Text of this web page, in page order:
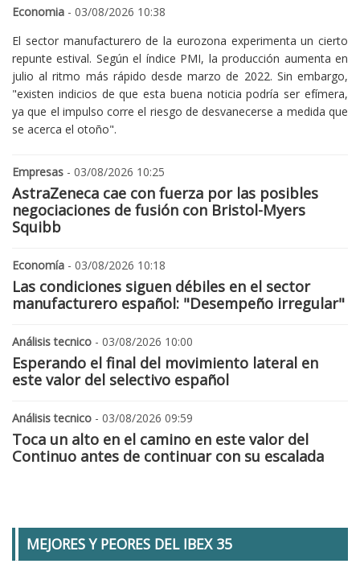
Economia - 03/08/2026 10:38
El sector manufacturero de la eurozona experimenta un cierto
repunte estival. Según el índice PMI, la producción aumenta en
julio al ritmo más rápido desde marzo de 2022. Sin embargo,
"existen indicios de que esta buena noticia podría ser efímera,
ya que el impulso corre el riesgo de desvanecerse a medida que
se acerca el otoño".
Empresas - 03/08/2026 10:25
AstraZeneca cae con fuerza por las posibles
negociaciones de fusión con Bristol-Myers
Squibb
Economía - 03/08/2026 10:18
Las condiciones siguen débiles en el sector
manufacturero español: "Desempeño irregular"
Análisis tecnico - 03/08/2026 10:00
Esperando el final del movimiento lateral en
este valor del selectivo español
Análisis tecnico - 03/08/2026 09:59
Toca un alto en el camino en este valor del
Continuo antes de continuar con su escalada
MEJORES Y PEORES DEL IBEX 35